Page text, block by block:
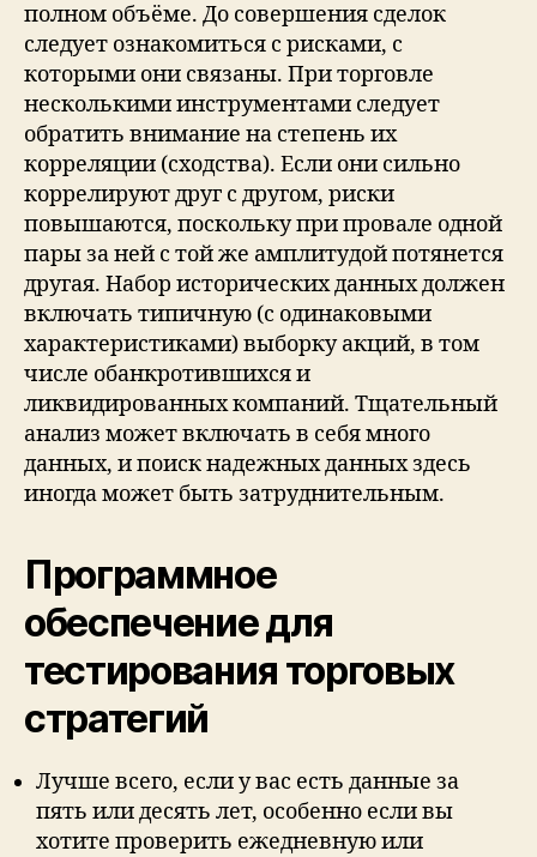
полном объёме. До совершения сделок
следует ознакомиться с рисками, с
которыми они связаны. При торговле
несколькими инструментами следует
обратить внимание на степень их
корреляции (сходства). Если они сильно
коррелируют друг с другом, риски
повышаются, поскольку при провале одной
пары за ней с той же амплитудой потянется
другая. Набор исторических данных должен
включать типичную (с одинаковыми
характеристиками) выборку акций, в том
числе обанкротившихся и
ликвидированных компаний. Тщательный
анализ может включать в себя много
данных, и поиск надежных данных здесь
иногда может быть затруднительным.
Программное
обеспечение для
тестирования торговых
стратегий
Лучше всего, если у вас есть данные за
пять или десять лет, особенно если вы
хотите проверить ежедневную или